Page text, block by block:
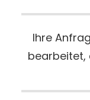
Ihre
bearbeitet,